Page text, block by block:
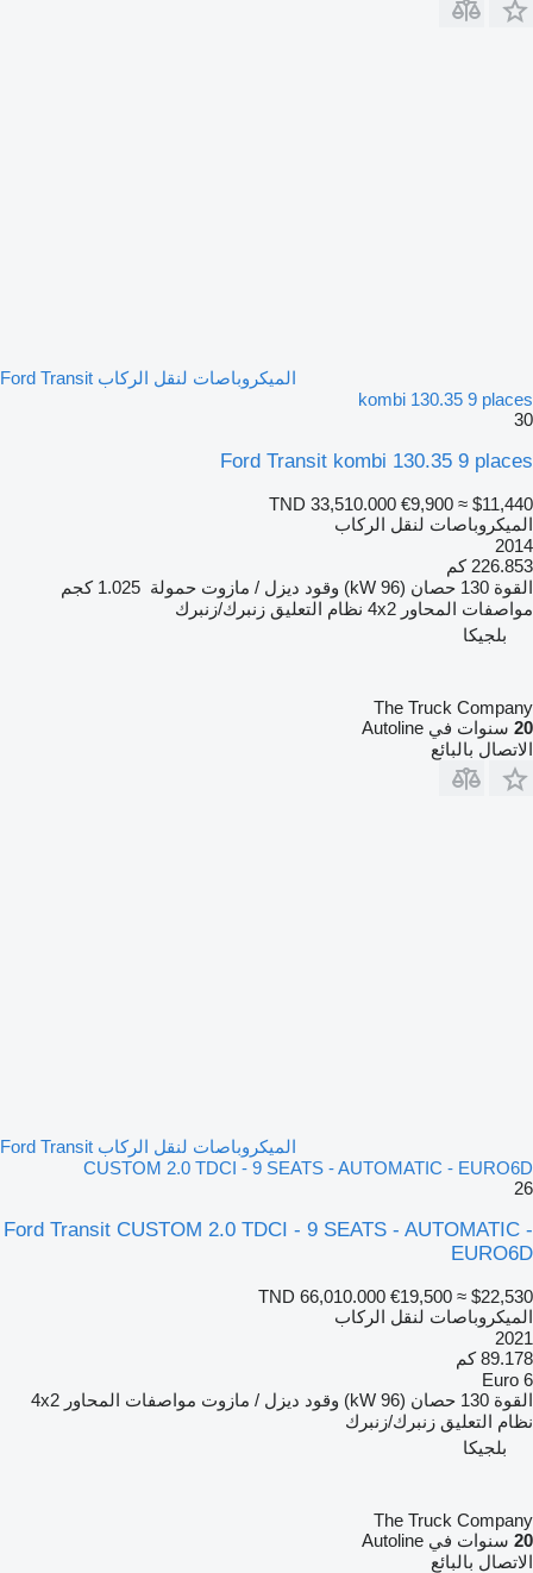
الميكروباصات لنقل الركاب Ford Transit
kombi 130.35 9 places
30
Ford Transit kombi 130.35 9 places
TND 33,510.000 €9,900 ≈ $11,440
الميكروباصات لنقل الركاب
2014
226.853 كم
القوة 130 حصان (96 kW) وقود ديزل / مازوت حمولة 1.025 كجم
مواصفات المحاور 4x2 نظام التعليق زنبرك/زنبرك
بلجيكا
The Truck Company
20 سنوات في Autoline
الاتصال بالبائع
الميكروباصات لنقل الركاب Ford Transit
CUSTOM 2.0 TDCI - 9 SEATS - AUTOMATIC - EURO6D
26
Ford Transit CUSTOM 2.0 TDCI - 9 SEATS - AUTOMATIC -
EURO6D
TND 66,010.000 €19,500 ≈ $22,530
الميكروباصات لنقل الركاب
2021
89.178 كم
Euro 6
القوة 130 حصان (96 kW) وقود ديزل / مازوت مواصفات المحاور 4x2
نظام التعليق زنبرك/زنبرك
بلجيكا
The Truck Company
20 سنوات في Autoline
الاتصال بالبائع